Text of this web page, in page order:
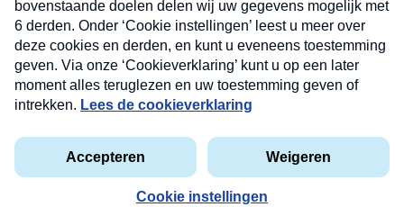
Privacyverklaring
Cookieverklaring
Kwetsbaarheid melden
Copyright © 2026 MAX Vandaag - Omroep MAX
Nieuwsbrief
Neem hier een gratis abonnement op onze
nieuwsbrief. Elke vrijdag- en dinsdagochtend in uw